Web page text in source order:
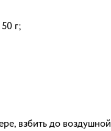
г;
взбить до